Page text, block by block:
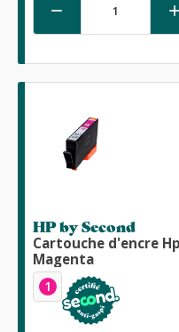
 
HP by Second
Cartouche d'encre
Magenta
1